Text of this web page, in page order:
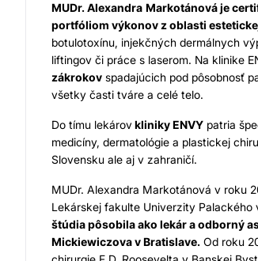
MUDr. Alexandra Markotánová je
portfóliom výkonov z oblasti
botulotoxínu, injekčných dermálnych
liftingov či práce s laserom. Na klinike
zákrokov spadajúcich pod pôsobnosť
všetky časti tváre a celé telo.
Do tímu lekárovkliniky ENVY patria
medicíny, dermatológie a plastickej
Slovensku ale aj v zahraničí.
MUDr. Alexandra Markotánová v roku
Lekárskej fakulte Univerzity Palackého
štúdia pôsobila ako lekár a odborný
Mickiewiczova v Bratislave. Od roku